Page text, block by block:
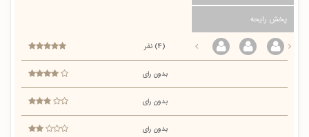
پخش رایحه
(4) نفر
بدون رای
بدون رای
بدون رای